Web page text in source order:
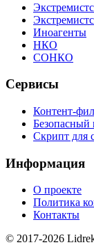
Иноагенты
НКО
СОНКО
Сервисы
Контент-
Безопасный
Скрипт для
Информация
О проекте
Политика
Контакты
© 2017-2026